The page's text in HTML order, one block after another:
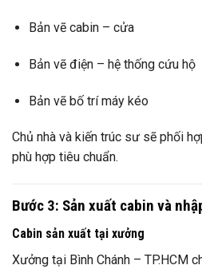
Bản vẽ cabin – cửa
Bản vẽ điện – hệ thống cứu hộ
Bản vẽ bố trí máy kéo
Chủ nhà và kiến trúc sư sẽ phối
phù hợp tiêu chuẩn.
Bước 3: Sản xuất cabin và
Cabin sản xuất tại xưởng
Xưởng tại Bình Chánh – TP.HCM